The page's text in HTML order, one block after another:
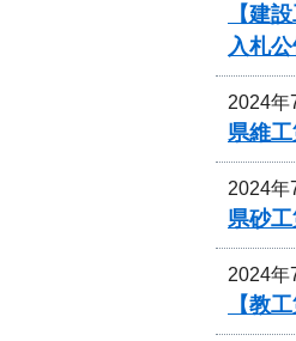
【建
入札
2024年
県維
2024年
県砂
2024年
【教